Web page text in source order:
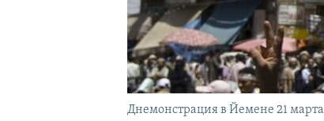
Днемонстрация в Йемене 21 марта